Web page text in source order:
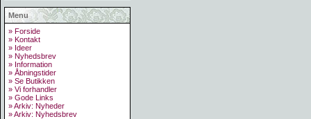
Menu
» Forside
» Kontakt
» Ideer
» Nyhedsbrev
» Information
» Åbningstider
» Se Butikken
» Vi forhandler
» Gode Links
» Arkiv: Nyheder
» Arkiv: Nyhedsbrev